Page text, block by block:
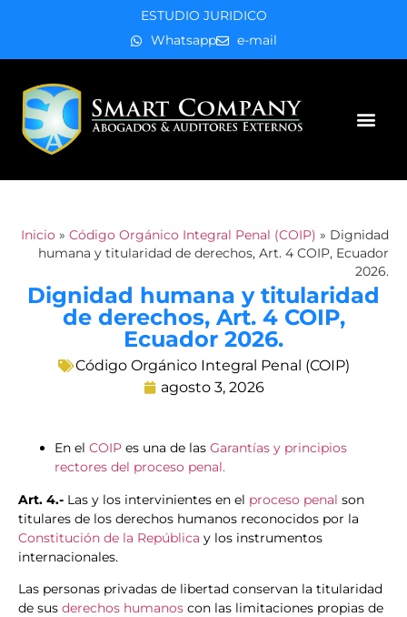
ESTUDIO JURIDICO
Whatsapp
e-mail
Inicio » Código Orgánico Integral Penal (COIP) » Dignidad
humana y titularidad de derechos, Art. 4 COIP, Ecuador
2026.
Dignidad humana y titularidad
de derechos, Art. 4 COIP,
Ecuador 2026.
Código Orgánico Integral Penal (COIP)
agosto 3, 2026
En el COIP es una de las Garantías y principios
rectores del proceso penal.
Art. 4.- Las y los intervinientes en el proceso penal son
titulares de los derechos humanos reconocidos por la
Constitución de la República y los instrumentos
internacionales.
Las personas privadas de libertad conservan la titularidad
de sus derechos humanos con las limitaciones propias de